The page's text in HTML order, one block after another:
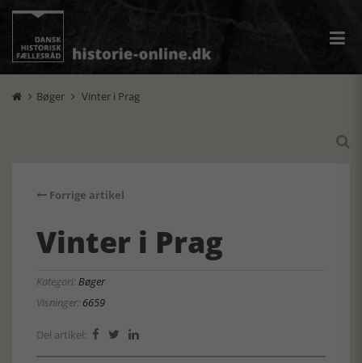
 Bøger  Vinter i Prag

Forrige artikel
Vinter i Prag
Kategori:Bøger
Visninger: 6659
Del artikel:   